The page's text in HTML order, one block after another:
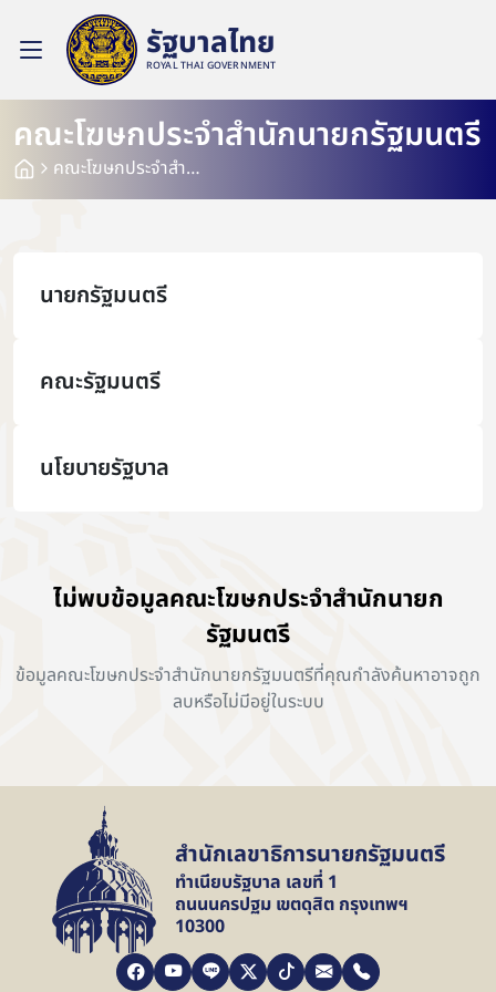
รัฐบาลไทย
ROYAL THAI GOVERNMENT
คณะโฆษกประจำสำนักนายกรัฐมนตรี
คณะโฆษกประจำสำนักนายกรัฐมนตรี
นายกรัฐมนตรี
คณะรัฐมนตรี
นโยบายรัฐบาล
ไม่พบข้อมูลคณะโฆษกประจำสำนักนายก
รัฐมนตรี
ข้อมูลคณะโฆษกประจำสำนักนายกรัฐมนตรีที่คุณกำลังค้นหาอาจถูก
ลบหรือไม่มีอยู่ในระบบ
สำนักเลขาธิการนายกรัฐมนตรี
ทำเนียบรัฐบาล เลขที่ 1
ถนนนครปฐม เขตดุสิต กรุงเทพฯ
10300